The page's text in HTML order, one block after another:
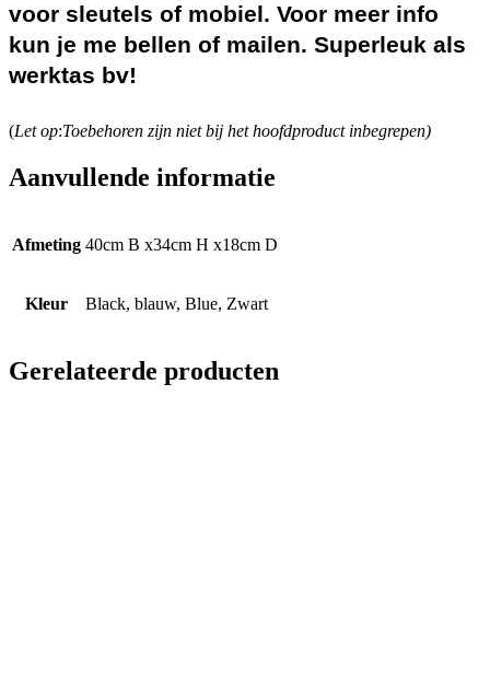
voor sleutels of mobiel. Voor meer info
kun je me bellen of mailen. Superleuk als
werktas bv!
(Let op:Toebehoren zijn niet bij het hoofdproduct inbegrepen)
Aanvullende informatie
Afmeting 40cm B x34cm H x18cm D
Kleur Black, blauw, Blue, Zwart
Gerelateerde producten